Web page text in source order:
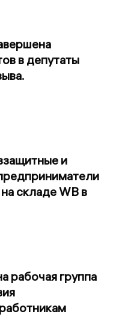
в депутаты
и
складе WB в
рабочая группа